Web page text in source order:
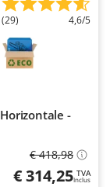
(29) 4,6/5
-
€ 418,98
€ 314,25 TVA
Inclus